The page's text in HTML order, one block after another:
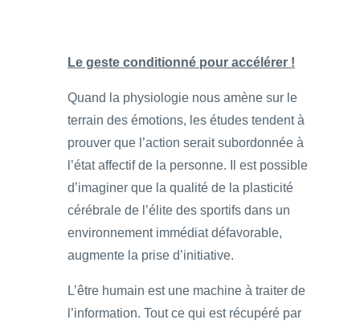
Le geste conditionné pour accélérer !
Quand la physiologie nous amène sur le
terrain des émotions, les études tendent à
prouver que l’action serait subordonnée à
l’état affectif de la personne. Il est possible
d’imaginer que la qualité de la plasticité
cérébrale de l’élite des sportifs dans un
environnement immédiat défavorable,
augmente la prise d’initiative.
L’être humain est une machine à traiter de
l’information. Tout ce qui est récupéré par